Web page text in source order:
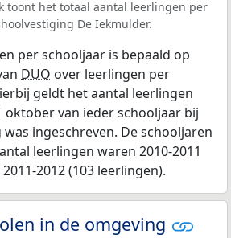
toont het totaal aantal leerlingen per
De Iekmulder.
per schooljaar is bepaald op
DUO over leerlingen per
geldt het aantal leerlingen
van ieder schooljaar bij
ingeschreven. De schooljaren
leerlingen waren 2010-2011
2012 (103 leerlingen).
in de omgeving